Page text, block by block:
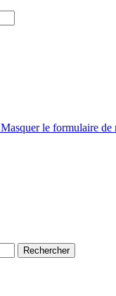
Masquer le formulaire de
Rechercher